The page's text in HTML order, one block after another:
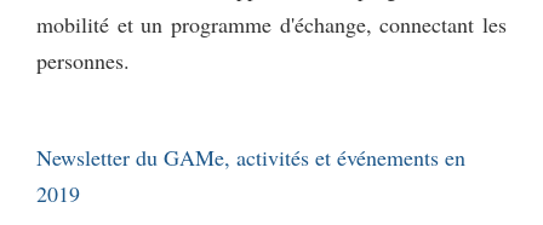
mobilité et un programme d'échange, connectant les
personnes.
Newsletter du GAMe, activités et événements en
2019